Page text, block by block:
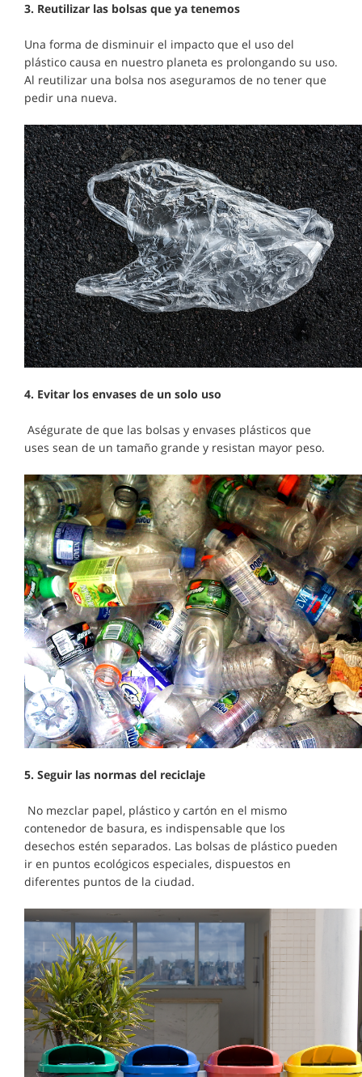
3. Reutilizar las bolsas que ya tenemos
Una forma de disminuir el impacto que el uso del
plástico causa en nuestro planeta es prolongando su uso.
Al reutilizar una bolsa nos aseguramos de no tener que
pedir una nueva.
4. Evitar los envases de un solo uso
Aségurate de que las bolsas y envases plásticos que
uses sean de un tamaño grande y resistan mayor peso.
5. Seguir las normas del reciclaje
No mezclar papel, plástico y cartón en el mismo
contenedor de basura, es indispensable que los
desechos estén separados. Las bolsas de plástico pueden
ir en puntos ecológicos especiales, dispuestos en
diferentes puntos de la ciudad.